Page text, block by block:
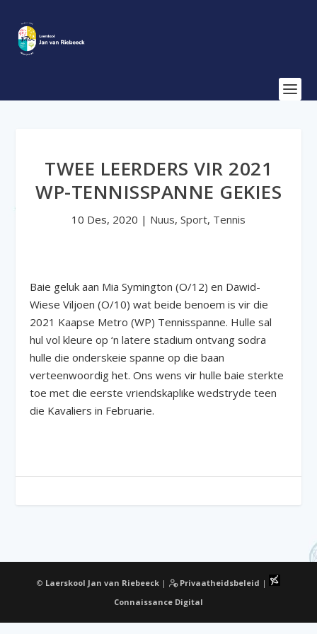
TWEE LEERDERS VIR 2021
WP-TENNISSPANNE GEKIES
10 Des, 2020 | Nuus, Sport, Tennis
Baie geluk aan Mia Symington (O/12) en Dawid-
Wiese Viljoen (O/10) wat beide benoem is vir die
2021 Kaapse Metro (WP) Tennisspanne. Hulle sal
hul vol kleure op ‘n latere stadium ontvang sodra
hulle die onderskeie spanne op die baan
verteenwoordig het. Ons wens vir hulle baie sterkte
toe met die eerste vriendskaplike wedstryde teen
die Kavaliers in Februarie.
© Laerskool Jan van Riebeeck| Privaatheidsbeleid |
Connaissance Digital